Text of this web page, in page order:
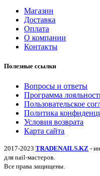
Магазин
Доставка
Оплата
О компании
Контакты
Полезные ссылки
Вопросы и ответы
Программа
Пользовательское
Политика
Условия возврата
Карта сайта
2017-2023 TRADENAILS.KZ -
для nail-мастеров.
Все права защищены.